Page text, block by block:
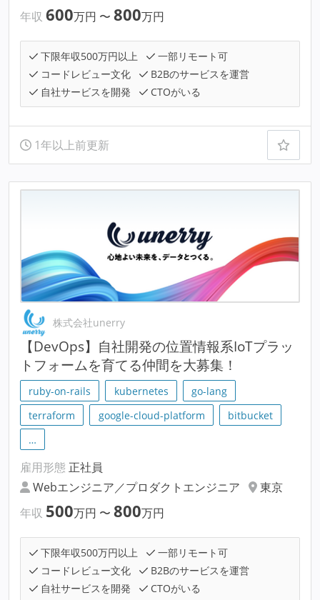
年収 600万円 〜 800万円
下限年収500万円以上
一部リモート可
コードレビュー文化
B2Bのサービスを運営
自社サービスを開発
CTOがいる
1年以上前更新
株式会社unerry
【DevOps】自社開発の位置情報系IoTプラッ
トフォームを育てる仲間を大募集！
ruby-on-rails kubernetes
go-lang
terraform
google-cloud-platform
bitbucket
…
雇用形態 正社員
Webエンジニア／プロダクトエンジニア
東京
年収 500万円 〜 800万円
下限年収500万円以上
一部リモート可
コードレビュー文化
B2Bのサービスを運営
自社サービスを開発
CTOがいる